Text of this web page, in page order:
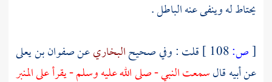
يحتاط له وينفى عنه الباطل .
[ص: قلت : وفي صحيحالبخاريعنصفوان بن يعلى
عن أبيه قالسمعت النبي - صلى الله عليه وسلم - يقرأ على المنبر